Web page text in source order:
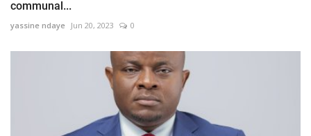
communal...
yassine ndaye Jun 20, 2023 0